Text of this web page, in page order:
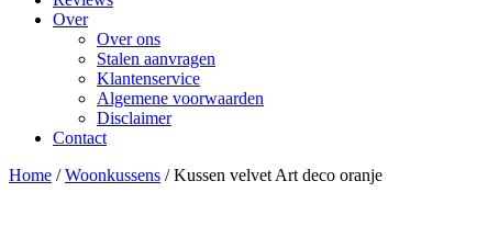
Over
Over ons
Stalen aanvragen
Klantenservice
Algemene voorwaarden
Disclaimer
Contact
Home /Woonkussens / Kussen velvet Art deco oranje